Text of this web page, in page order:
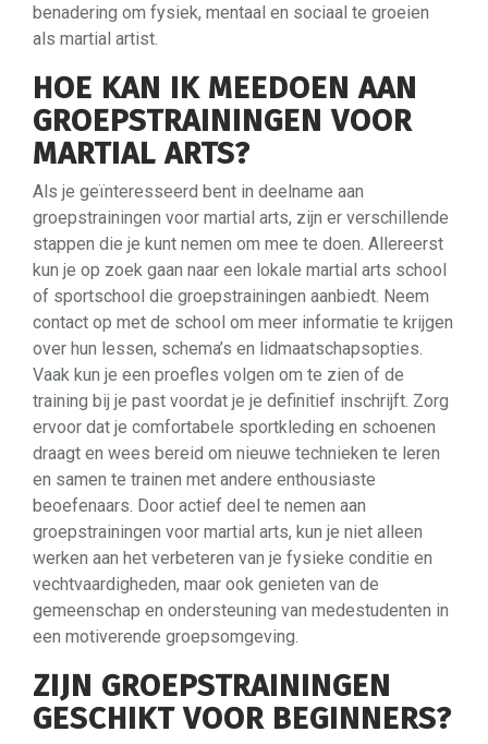
benadering om fysiek, mentaal en sociaal te groeien
als martial artist.
HOE KAN IK MEEDOEN AAN
GROEPSTRAININGEN VOOR
MARTIAL ARTS?
Als je geïnteresseerd bent in deelname aan
groepstrainingen voor martial arts, zijn er verschillende
stappen die je kunt nemen om mee te doen. Allereerst
kun je op zoek gaan naar een lokale martial arts school
of sportschool die groepstrainingen aanbiedt. Neem
contact op met de school om meer informatie te krijgen
over hun lessen, schema’s en lidmaatschapsopties.
Vaak kun je een proefles volgen om te zien of de
training bij je past voordat je je definitief inschrijft. Zorg
ervoor dat je comfortabele sportkleding en schoenen
draagt en wees bereid om nieuwe technieken te leren
en samen te trainen met andere enthousiaste
beoefenaars. Door actief deel te nemen aan
groepstrainingen voor martial arts, kun je niet alleen
werken aan het verbeteren van je fysieke conditie en
vechtvaardigheden, maar ook genieten van de
gemeenschap en ondersteuning van medestudenten in
een motiverende groepsomgeving.
ZIJN GROEPSTRAININGEN
GESCHIKT VOOR BEGINNERS?